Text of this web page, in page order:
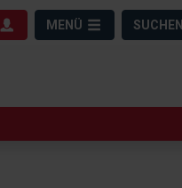
MENÜ SUCHEN